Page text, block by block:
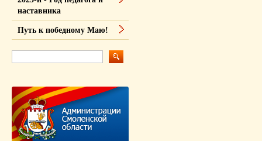
наставника
Путь к победному Маю!